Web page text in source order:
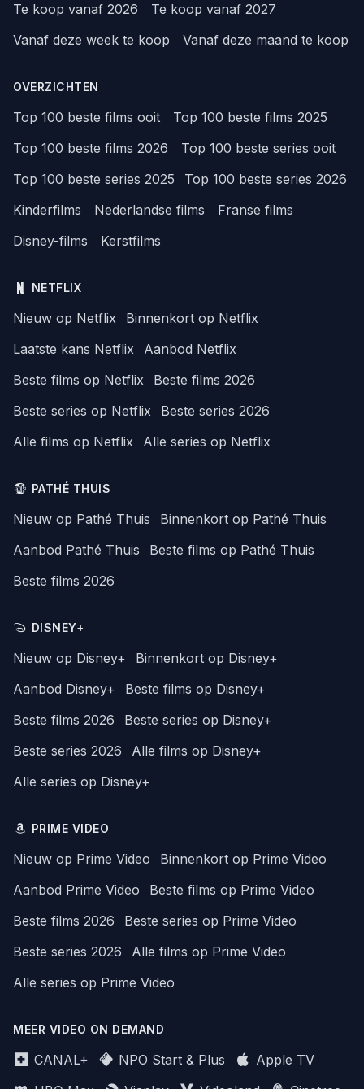
Te koop vanaf 2026
Te koop vanaf 2027
Vanaf deze week te koop
Vanaf deze maand te koop
OVERZICHTEN
Top 100 beste films ooit
Top 100 beste films 2025
Top 100 beste films 2026
Top 100 beste series ooit
Top 100 beste series 2025
Top 100 beste series 2026
Kinderfilms
Nederlandse films
Franse films
Disney-films
Kerstfilms
NETFLIX
Nieuw op Netflix
Binnenkort op Netflix
Laatste kans Netflix
Aanbod Netflix
Beste films op Netflix
Beste films 2026
Beste series op Netflix
Beste series 2026
Alle films op Netflix
Alle series op Netflix
PATHÉ THUIS
Nieuw op Pathé Thuis
Binnenkort op Pathé Thuis
Aanbod Pathé Thuis
Beste films op Pathé Thuis
Beste films 2026
DISNEY+
Nieuw op Disney+
Binnenkort op Disney+
Aanbod Disney+
Beste films op Disney+
Beste films 2026
Beste series op Disney+
Beste series 2026
Alle films op Disney+
Alle series op Disney+
PRIME VIDEO
Nieuw op Prime Video
Binnenkort op Prime Video
Aanbod Prime Video
Beste films op Prime Video
Beste films 2026
Beste series op Prime Video
Beste series 2026
Alle films op Prime Video
Alle series op Prime Video
MEER VIDEO ON DEMAND
CANAL+ NPO Start & Plus
Apple TV